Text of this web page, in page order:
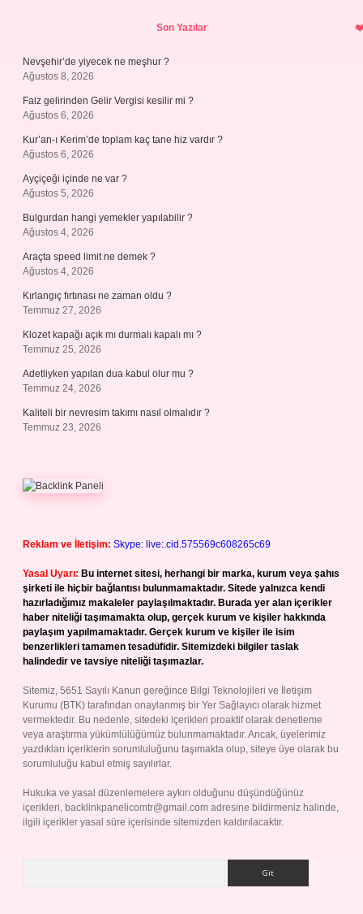
Son Yazılar
Nevşehir’de yiyecek ne meşhur ?
Ağustos 8, 2026
Faiz gelirinden Gelir Vergisi kesilir mi ?
Ağustos 6, 2026
Kur’an-ı Kerim’de toplam kaç tane hiz vardır ?
Ağustos 6, 2026
Ayçiçeği içinde ne var ?
Ağustos 5, 2026
Bulgurdan hangi yemekler yapılabilir ?
Ağustos 4, 2026
Araçta speed limit ne demek ?
Ağustos 4, 2026
Kırlangıç fırtınası ne zaman oldu ?
Temmuz 27, 2026
Klozet kapağı açık mı durmalı kapalı mı ?
Temmuz 25, 2026
Adetliyken yapılan dua kabul olur mu ?
Temmuz 24, 2026
Kaliteli bir nevresim takımı nasıl olmalıdır ?
Temmuz 23, 2026
Reklam ve İletişim: Skype: live:.cid.575569c608265c69
Yasal Uyarı: Bu internet sitesi, herhangi bir marka, kurum veya şahıs
şirketi ile hiçbir bağlantısı bulunmamaktadır. Sitede yalnızca kendi
hazırladığımız makaleler paylaşılmaktadır. Burada yer alan içerikler
haber niteliği taşımamakta olup, gerçek kurum ve kişiler hakkında
paylaşım yapılmamaktadır. Gerçek kurum ve kişiler ile isim
benzerlikleri tamamen tesadüfidir. Sitemizdeki bilgiler taslak
halindedir ve tavsiye niteliği taşımazlar.
Sitemiz, 5651 Sayılı Kanun gereğince Bilgi Teknolojileri ve İletişim
Kurumu (BTK) tarafından onaylanmış bir Yer Sağlayıcı olarak hizmet
vermektedir. Bu nedenle, sitedeki içerikleri proaktif olarak denetleme
veya araştırma yükümlülüğümüz bulunmamaktadır. Ancak, üyelerimiz
yazdıkları içeriklerin sorumluluğunu taşımakta olup, siteye üye olarak bu
sorumluluğu kabul etmiş sayılırlar.
Hukuka ve yasal düzenlemelere aykırı olduğunu düşündüğünüz
içerikleri, backlinkpanelicomtr@gmail.com adresine bildirmeniz halinde,
ilgili içerikler yasal süre içerisinde sitemizden kaldırılacaktır.